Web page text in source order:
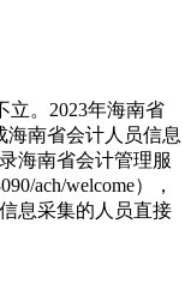
立。2023年海南省
海南省会计人员信息
海南省会计管理服
ach/welcome），
息采集的人员直接